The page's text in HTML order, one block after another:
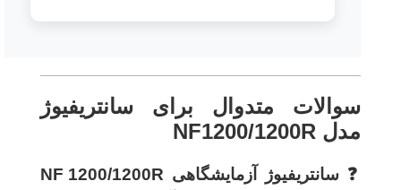
سوالات متدوال برای سانتریفیوژ
مدل NF1200/1200R
❓
سانتریفیوژ آزمایشگاهی NF 1200/1200R